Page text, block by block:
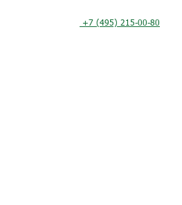
+7 (495) 215-00-80